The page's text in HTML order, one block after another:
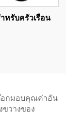
หรับครัวเรือน
อกมอบคุณค่าอัน
ขวางของ